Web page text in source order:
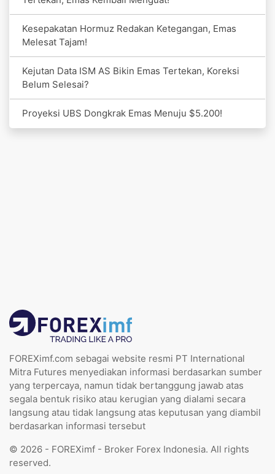
Kesepakatan Hormuz Redakan Ketegangan, Emas
Melesat Tajam!
Kejutan Data ISM AS Bikin Emas Tertekan, Koreksi
Belum Selesai?
Proyeksi UBS Dongkrak Emas Menuju $5.200!
FOREXimf.com sebagai website resmi PT International
Mitra Futures menyediakan informasi berdasarkan sumber
yang terpercaya, namun tidak bertanggung jawab atas
segala bentuk risiko atau kerugian yang dialami secara
langsung atau tidak langsung atas keputusan yang diambil
berdasarkan informasi tersebut
© 2026 - FOREXimf - Broker Forex Indonesia. All rights
reserved.